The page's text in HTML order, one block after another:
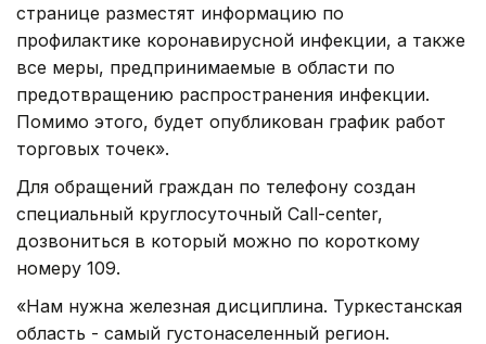
странице разместят информацию по
профилактике коронавирусной инфекции, а также
все меры, предпринимаемые в области по
предотвращению распространения инфекции.
Помимо этого, будет опубликован график работ
торговых точек».
Для обращений граждан по телефону создан
специальный круглосуточный Call-center,
дозвониться в который можно по короткому
номеру 109.
«Нам нужна железная дисциплина. Туркестанская
область - самый густонаселенный регион.